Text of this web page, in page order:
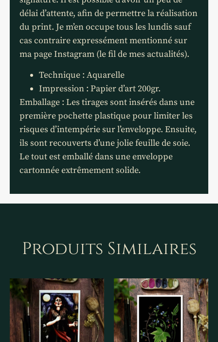
délai d’attente, afin de permettre la réalisation
du print. Je m’en occupe tous les lundis sauf
cas contraire expressément mentionné sur
ma page Instagram (le fil de mes actualités).
Technique : Aquarelle
Impression : Papier d’art 200gr.
Emballage : Les tirages sont insérés dans une
première pochette plastique pour limiter les
risques d’intempérie sur l’enveloppe. Ensuite,
ils sont recouverts d’une jolie feuille de soie.
Le tout est emballé dans une enveloppe
cartonnée extrêmement solide.
Produits Similaires